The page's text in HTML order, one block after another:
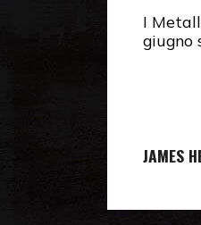
I
giugno
JAMES